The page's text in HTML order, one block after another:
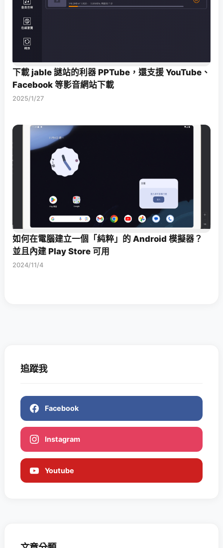
下載 jable 謎站的利器 PPTube，還支援 YouTube、
Facebook 等影音網站下載
2025/1/27
如何在電腦建立一個「純粹」的 Android 模擬器？
並且內建 Play Store 可用
2024/11/4
追蹤我
Facebook
Instagram
Youtube